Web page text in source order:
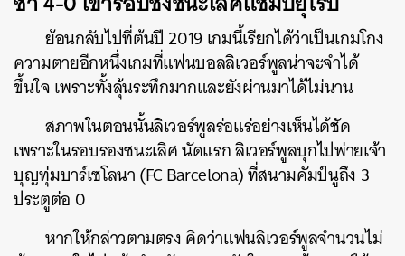
ย้อนกลับไปที่ต้นปี 2019 เกมนี้เรียกได้ว่าเป็นเกมโกง
ความตายอีกหนึ่งเกมที่แฟนบอลลิเวอร์พูลน่าจะจำได้
ขึ้นใจ เพราะทั้งลุ้นระทึกมากและยังผ่านมาได้ไม่นาน
สภาพในตอนนั้นลิเวอร์พูลร่อแร่อย่างเห็นได้ชัด
เพราะในรอบรองชนะเลิศ นัดแรก ลิเวอร์พูลบุกไปพ่ายเจ้า
บุญทุ่มบาร์เซโลนา (FC Barcelona) ที่สนามคัมป์นูถึง 3
ประตูต่อ 0
หากให้กล่าวตามตรง คิดว่าแฟนลิเวอร์พูลจำนวนไม่